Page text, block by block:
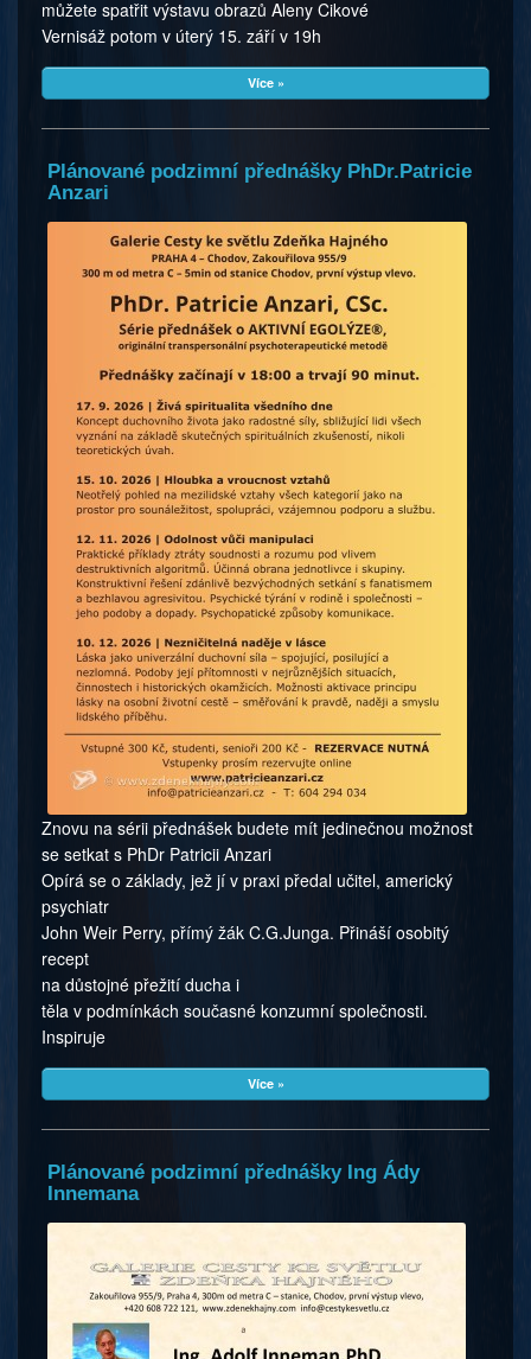
můžete spatřit výstavu obrazů Aleny Cikové
Vernisáž potom v úterý 15. září v 19h
Více »
Plánované podzimní přednášky PhDr.Patricie
Anzari
Znovu na sérii přednášek budete mít jedinečnou možnost
se setkat s PhDr Patricii Anzari
Opírá se o základy, jež jí v praxi předal učitel, americký
psychiatr
John Weir Perry, přímý žák C.G.Junga. Přináší osobitý
recept
na důstojné přežití ducha i
těla v podmínkách současné konzumní společnosti.
Inspiruje
Více »
Plánované podzimní přednášky Ing Ády
Innemana